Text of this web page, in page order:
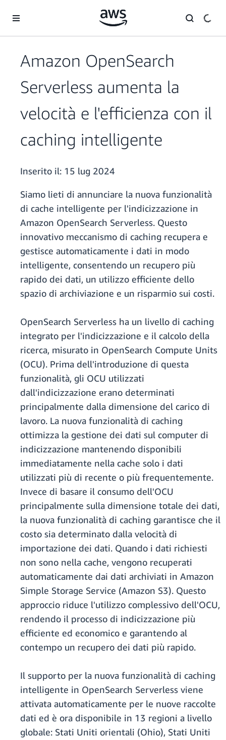
Amazon OpenSearch
Serverless aumenta la
velocità e l'efficienza con il
caching intelligente
Inserito il: 15 lug 2024
Siamo lieti di annunciare la nuova funzionalità
di cache intelligente per l'indicizzazione in
Amazon OpenSearch Serverless. Questo
innovativo meccanismo di caching recupera e
gestisce automaticamente i dati in modo
intelligente, consentendo un recupero più
rapido dei dati, un utilizzo efficiente dello
spazio di archiviazione e un risparmio sui costi.
OpenSearch Serverless ha un livello di caching
integrato per l'indicizzazione e il calcolo della
ricerca, misurato in OpenSearch Compute Units
(OCU). Prima dell'introduzione di questa
funzionalità, gli OCU utilizzati
dall'indicizzazione erano determinati
principalmente dalla dimensione del carico di
lavoro. La nuova funzionalità di caching
ottimizza la gestione dei dati sul computer di
indicizzazione mantenendo disponibili
immediatamente nella cache solo i dati
utilizzati più di recente o più frequentemente.
Invece di basare il consumo dell'OCU
principalmente sulla dimensione totale dei dati,
la nuova funzionalità di caching garantisce che il
costo sia determinato dalla velocità di
importazione dei dati. Quando i dati richiesti
non sono nella cache, vengono recuperati
automaticamente dai dati archiviati in Amazon
Simple Storage Service (Amazon S3). Questo
approccio riduce l'utilizzo complessivo dell'OCU,
rendendo il processo di indicizzazione più
efficiente ed economico e garantendo al
contempo un recupero dei dati più rapido.
Il supporto per la nuova funzionalità di caching
intelligente in OpenSearch Serverless viene
attivata automaticamente per le nuove raccolte
dati ed è ora disponibile in 13 regioni a livello
globale: Stati Uniti orientali (Ohio), Stati Uniti